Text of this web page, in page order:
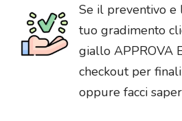
Se il preventivo e
tuo gradimento
giallo APPROVA
checkout per
oppure facci